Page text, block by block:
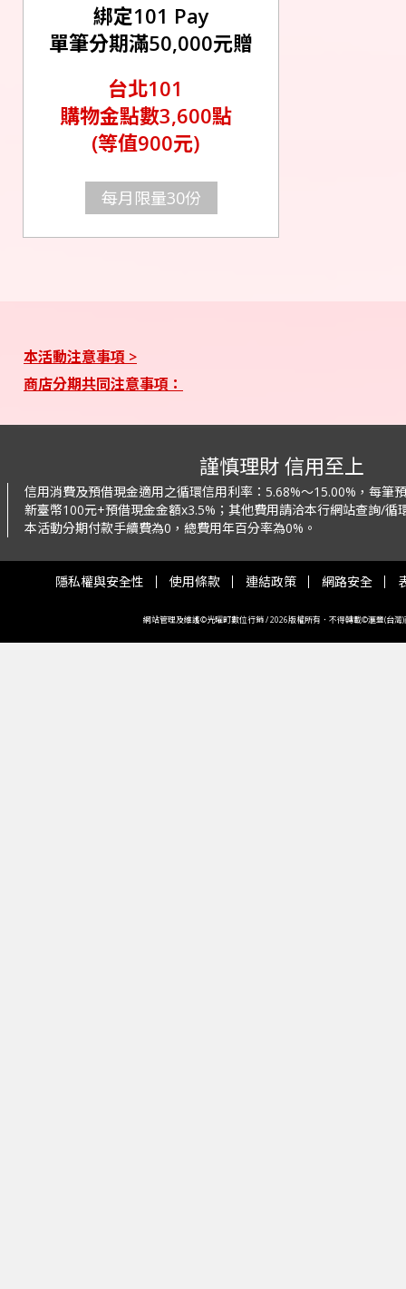
綁定101 Pay
單筆分期滿50,000元贈
台北101
購物金點數3,600點
(等值900元)
每月限量30份
本活動注意事項 >
商店分期共同注意事項：
謹慎理財 信用至上
信用消費及預借現金適用之循環信用利率： 5.68%～15.00%，每筆
新臺幣100元+預借現金金額x3.5%； 其他費用請洽本行網站查詢/循
本活動分期付款手續費為0，總費用年百分率為0%。
隱私權與安全性 使用條款 連結政策 網路安全
網站管理及維護©光曜町數位行銷 / 2026版權所有．不得轉載©滙豐(台灣